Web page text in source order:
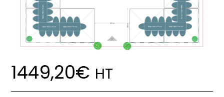
1449,20€ HT